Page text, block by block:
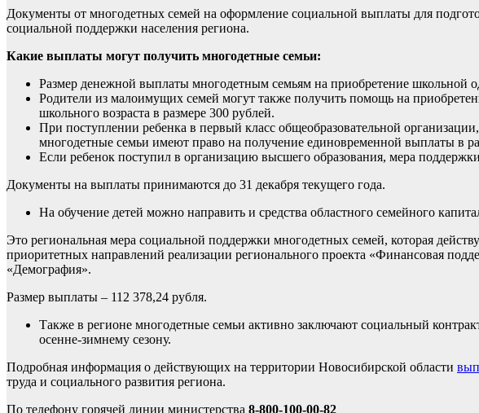
Документы от многодетных семей на оформление социальной выплаты для
социальной поддержки населения региона.
Какие выплаты могут получить многодетные семьи:
Размер денежной выплаты многодетным семьям на приобретение школьной
Родители из малоимущих семей могут также получить помощь на
школьного возраста в размере 300 рублей.
При поступлении ребенка в первый класс общеобразовательной
многодетные семьи имеют право на получение единовременной выплаты в
Если ребенок поступил в организацию высшего образования, мера
Документы на выплаты принимаются до 31 декабря текущего года.
На обучение детей можно направить и средства областного семейного
Это региональная мера социальной поддержки многодетных семей, которая
приоритетных направлений реализации регионального проекта «Финансовая
«Демография».
Размер выплаты – 112 378,24 рубля.
Также в регионе многодетные семьи активно заключают социальный
осенне-зимнему сезону.
Подробная информация о действующих на территории Новосибирской области
труда и социального развития региона.
По телефону горячей линии министерства 8-800-100-00-82